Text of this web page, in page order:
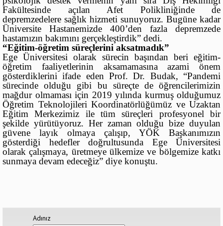
Fakültesinde açılan Afet Polikliniğinde de
depremzedelere sağlık hizmeti sunuyoruz. Bugüne kadar
Üniversite Hastanemizde 400’den fazla depremzede
hastamızın bakımını gerçekleştirdik” dedi.
“Eğitim-öğretim süreçlerini aksatmadık”
Ege Üniversitesi olarak sürecin başından beri eğitim-
öğretim faaliyetlerinin aksamamasına azami önem
gösterdiklerini ifade eden Prof. Dr. Budak, “Pandemi
sürecinde olduğu gibi bu süreçte de öğrencilerimizin
mağdur olmaması için 2019 yılında kurmuş olduğumuz
Öğretim Teknolojileri Koordinatörlüğümüz ve Uzaktan
Eğitim Merkezimiz ile tüm süreçleri profesyonel bir
şekilde yürütüyoruz. Her zaman olduğu bize duyulan
güvene layık olmaya çalışıp, YÖK Başkanımızın
gösterdiği hedefler doğrultusunda Ege Üniversitesi
olarak çalışmaya, üretmeye ülkemize ve bölgemize katkı
sunmaya devam edeceğiz” diye konuştu.
Adınız